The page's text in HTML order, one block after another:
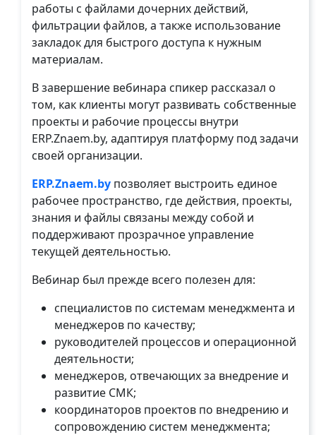
работы с файлами дочерних действий,
фильтрации файлов, а также использование
закладок для быстрого доступа к нужным
материалам.
В завершение вебинара спикер рассказал о
том, как клиенты могут развивать собственные
проекты и рабочие процессы внутри
ERP.Znaem.by, адаптируя платформу под задачи
своей организации.
ERP.Znaem.by позволяет выстроить единое
рабочее пространство, где действия, проекты,
знания и файлы связаны между собой и
поддерживают прозрачное управление
текущей деятельностью.
Вебинар был прежде всего полезен для:
специалистов по системам менеджмента и
менеджеров по качеству;
руководителей процессов и операционной
деятельности;
менеджеров, отвечающих за внедрение и
развитие СМК;
координаторов проектов по внедрению и
сопровождению систем менеджмента;